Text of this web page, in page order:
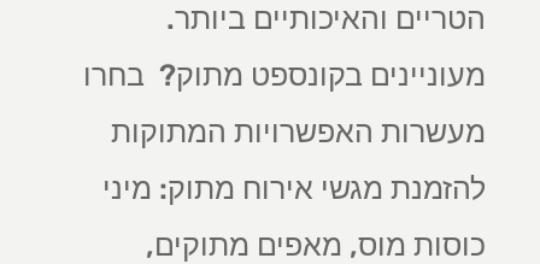
הטריים והאיכותיים ביותר.
מעוניינים בקונספט מתוק? בחרו
מעשרות האפשרויות המתוקות
להזמנת מגשי אירוח מתוק: מיני
כוסות מוס, מאפים מתוקים,